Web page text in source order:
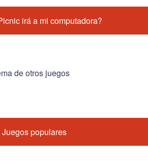
irá a mi computadora?
de otros juegos
Juegos populares